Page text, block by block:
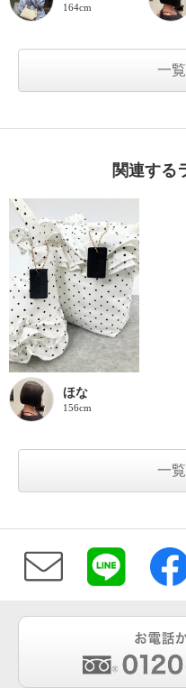
164cm
一
関連する
ほな
156cm
一